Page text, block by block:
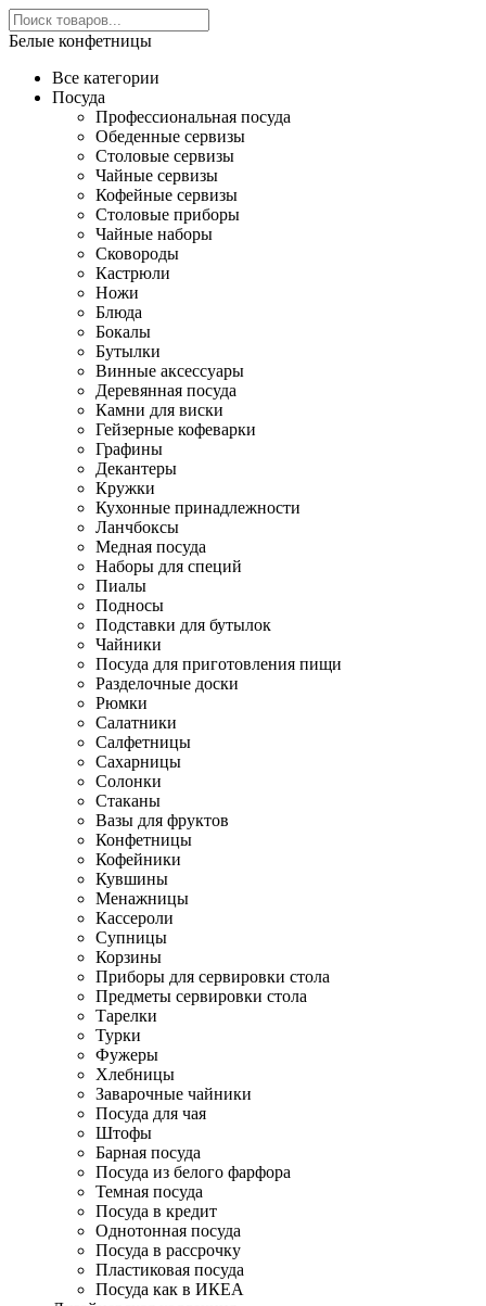
Белые конфетницы
Все категории
Посуда
Профессиональная посуда
Обеденные сервизы
Столовые сервизы
Чайные сервизы
Кофейные сервизы
Столовые приборы
Чайные наборы
Сковороды
Кастрюли
Ножи
Блюда
Бокалы
Бутылки
Винные аксессуары
Деревянная посуда
Камни для виски
Гейзерные кофеварки
Графины
Декантеры
Кружки
Кухонные принадлежности
Ланчбоксы
Медная посуда
Наборы для специй
Пиалы
Подносы
Подставки для бутылок
Чайники
Посуда для приготовления пищи
Разделочные доски
Рюмки
Салатники
Салфетницы
Сахарницы
Солонки
Стаканы
Вазы для фруктов
Конфетницы
Кофейники
Кувшины
Менажницы
Кассероли
Супницы
Корзины
Приборы для сервировки стола
Предметы сервировки стола
Тарелки
Турки
Фужеры
Хлебницы
Заварочные чайники
Посуда для чая
Штофы
Барная посуда
Посуда из белого фарфора
Темная посуда
Посуда в кредит
Однотонная посуда
Посуда в рассрочку
Пластиковая посуда
Посуда как в ИКЕА